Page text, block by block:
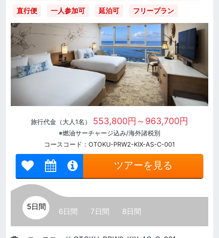
直行便
一人参加可 延泊可 フリープラン
旅行代金（大人1名） 553,800円～963,700円
※燃油サーチャージ込み/海外諸税別
コースコード：OTOKU-PRW2-KIX-AS-C-001
ツアーを見る
5日間
6日間 7日間 8日間